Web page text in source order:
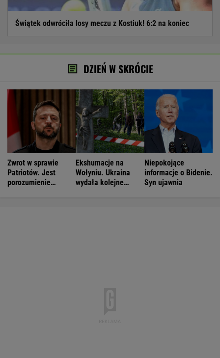
Świątek odwróciła losy meczu z Kostiuk! 6:2 na koniec
DZIEŃ W SKRÓCIE
Zwrot w sprawie
Patriotów. Jest
porozumienie
Ekshumacje na
Wołyniu. Ukraina
wydała kolejne
Niepokojące
informacje o Bidenie.
Syn ujawnia